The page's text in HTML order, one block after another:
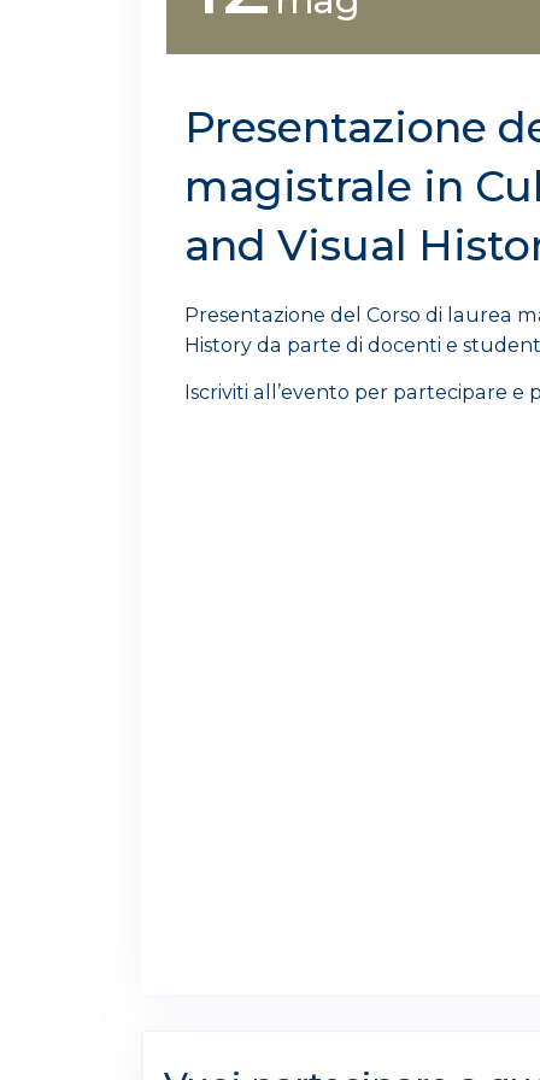
Presentazione
magistrale in
and Visual
Presentazione del Corso di laurea
History da parte di docenti e
Iscriviti all’evento per partecipare e